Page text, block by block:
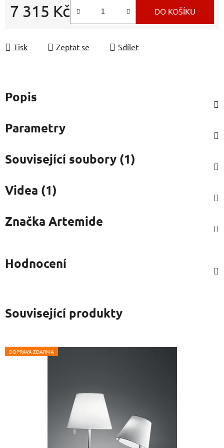
7 315 Kč DO KOŠÍKU
Tisk Zeptat se Sdílet
Popis
Parametry
Související soubory (1)
Videa (1)
Značka Artemide
Hodnocení
Související produkty
DOPRAVA ZDARMA